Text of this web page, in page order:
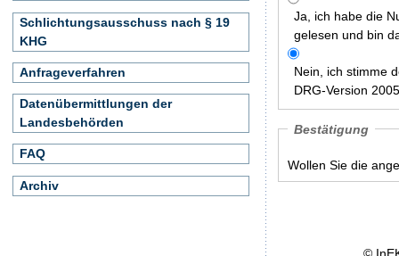
Ja, ich habe die
gelesen und bin
Nein, ich stimme
DRG-Version
Bestätigung
Wollen Sie die
Schlichtungsausschuss nach § 19
KHG
Anfrageverfahren
Datenübermittlungen der
Landesbehörden
FAQ
Archiv